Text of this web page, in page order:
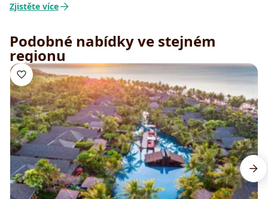
Zjistěte více
Podobné nabídky ve stejném
regionu